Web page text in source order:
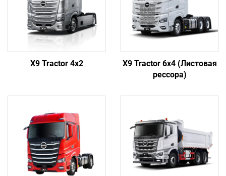
X9 Tractor 4x2
X9 Tractor 6x4 (Листовая
рессора)